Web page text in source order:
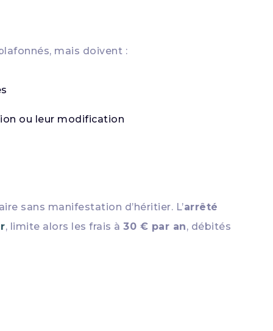
mais doivent :
ou leur modification
sans manifestation d’héritier. L’arrêté
, limite alors les frais à30 € par an, débités